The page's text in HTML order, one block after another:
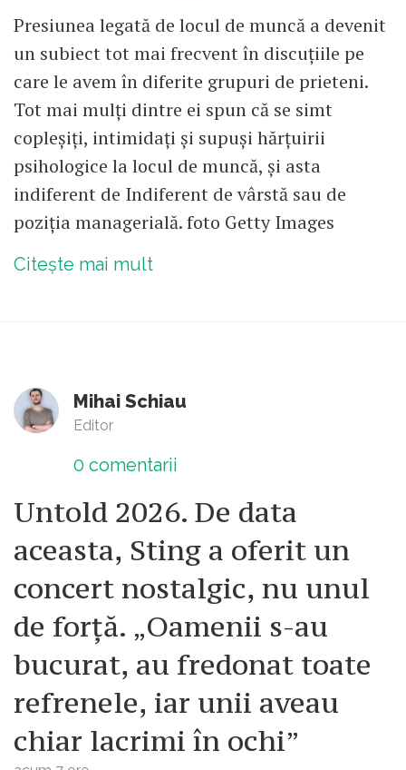
Presiunea legată de locul de muncă a devenit
un subiect tot mai frecvent în discuțiile pe
care le avem în diferite grupuri de prieteni.
Tot mai mulți dintre ei spun că se simt
copleșiți, intimidați și supuși hărțuirii
psihologice la locul de muncă, și asta
indiferent de Indiferent de vârstă sau de
poziția managerială. foto Getty Images
Citește mai mult
Mihai Schiau
Editor
0 comentarii
Untold 2026. De data
aceasta, Sting a oferit un
concert nostalgic, nu unul
de forță. „Oamenii s-au
bucurat, au fredonat toate
refrenele, iar unii aveau
chiar lacrimi în ochi”